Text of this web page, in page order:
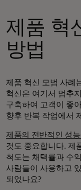
제품 혁
방법
제품 혁신 모범 사례
혁신은 여기서 멈추
구축하여 고객이 좋
향후 반복 작업에서
제품의 전반적인 성능
것도 중요합니다. 제
척도는 채택률과 수
사람들이 사용하고
되었나요?